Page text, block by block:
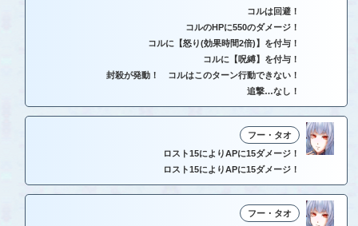
コルは回避！
コルのHPに550のダメージ！
コルに【怒り(効果時間2倍)】を付与！
コルに【呪縛】を付与！
封殺が発動！ コルはこのターン行動できない！
追撃…なし！
フー・タオ
ロスト15によりAPに15ダメージ！
ロスト15によりAPに15ダメージ！
フー・タオ